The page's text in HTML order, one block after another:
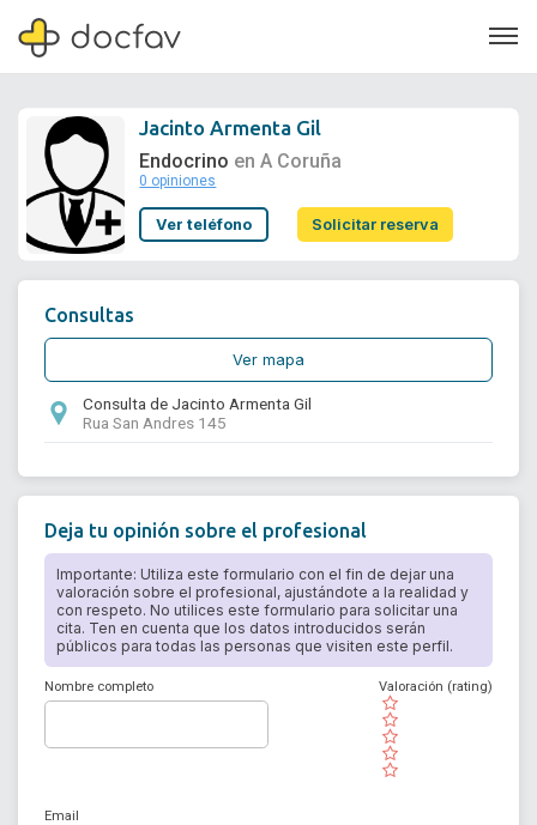
Soporte
Jacinto Armenta Gil
Endocrino en A Coruña
0 opiniones
Ver teléfono Solicitar reserva
Consultas
Ver mapa
Consulta de Jacinto Armenta Gil
Rua San Andres 145
Deja tu opinión sobre el profesional
Importante: Utiliza este formulario con el fin de dejar una
valoración sobre el profesional, ajustándote a la realidad y
con respeto. No utilices este formulario para solicitar una
cita. Ten en cuenta que los datos introducidos serán
públicos para todas las personas que visiten este perfil.
Nombre completo
( )
( )
( )
( )
( )
Valoración (rating)
Email